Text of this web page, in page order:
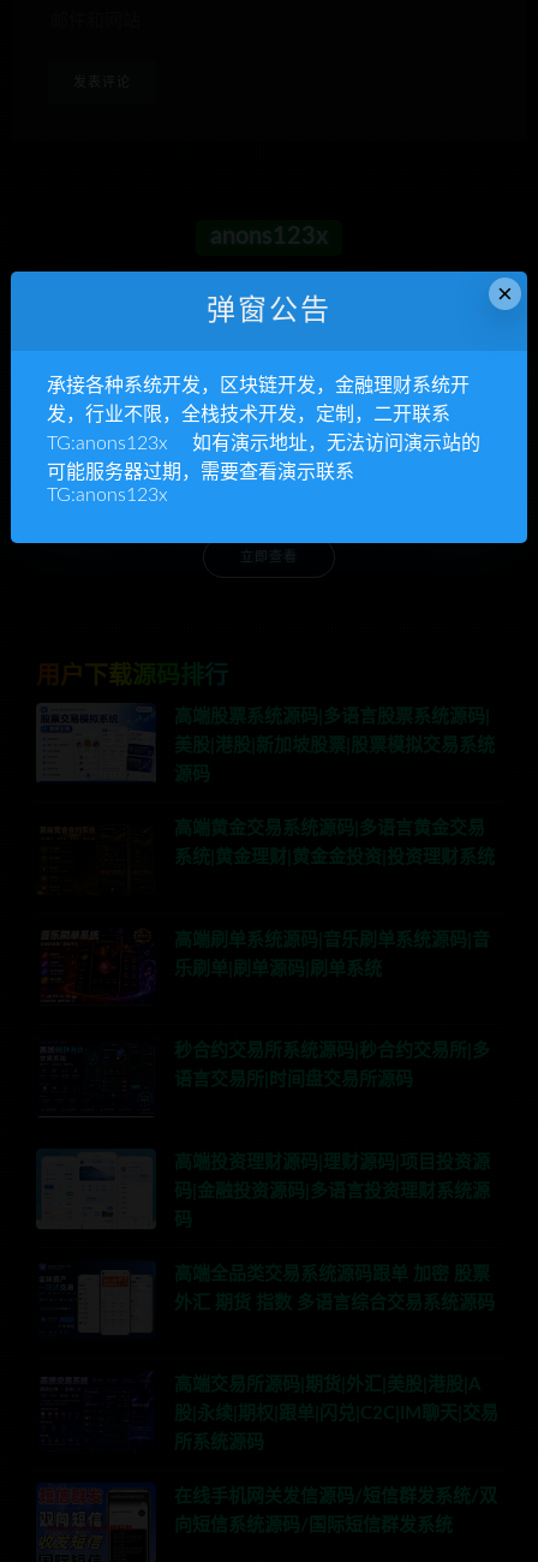
anons123x
承接各种系统开发
区块链开发，金融理财系统开发，行业不限
用户下载源码排行
高端股票系统源码|多语言股票系统源码|
美股|港股|新加坡股票|股票模拟交易系统
源码
高端黄金交易系统源码|多语言黄金交易
系统|黄金理财|黄金金投资|投资理财系统
高端刷单系统源码|音乐刷单系统源码|音
乐刷单|刷单源码|刷单系统
秒合约交易所系统源码|秒合约交易所|多
语言交易所|时间盘交易所源码
高端投资理财源码|理财源码|项目投资源
码|金融投资源码|多语言投资理财系统源
码
高端全品类交易系统源码跟单 加密 股票
外汇 期货 指数 多语言综合交易系统源码
高端交易所源码|期货|外汇|美股|港股|A
股|永续|期权|跟单|闪兑|C2C|IM聊天|交易
所系统源码
在线手机网关发信源码/短信群发系统/双
向短信系统源码/国际短信群发系统
×
弹窗公告
承接各种系统开发，区块链开发，金融理财系统开
发，行业不限，全栈技术开发，定制，二开联系
TG:anons123x 如有演示地址，无法访问演示站的
可能服务器过期，需要查看演示联系
TG:anons123x